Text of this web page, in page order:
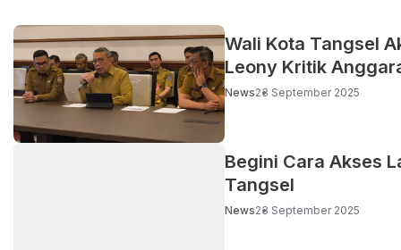
Wali Kota Tangsel
Leony Kritik
News23 September 2025
Begini Cara Akses
Tangsel
News23 September 2025